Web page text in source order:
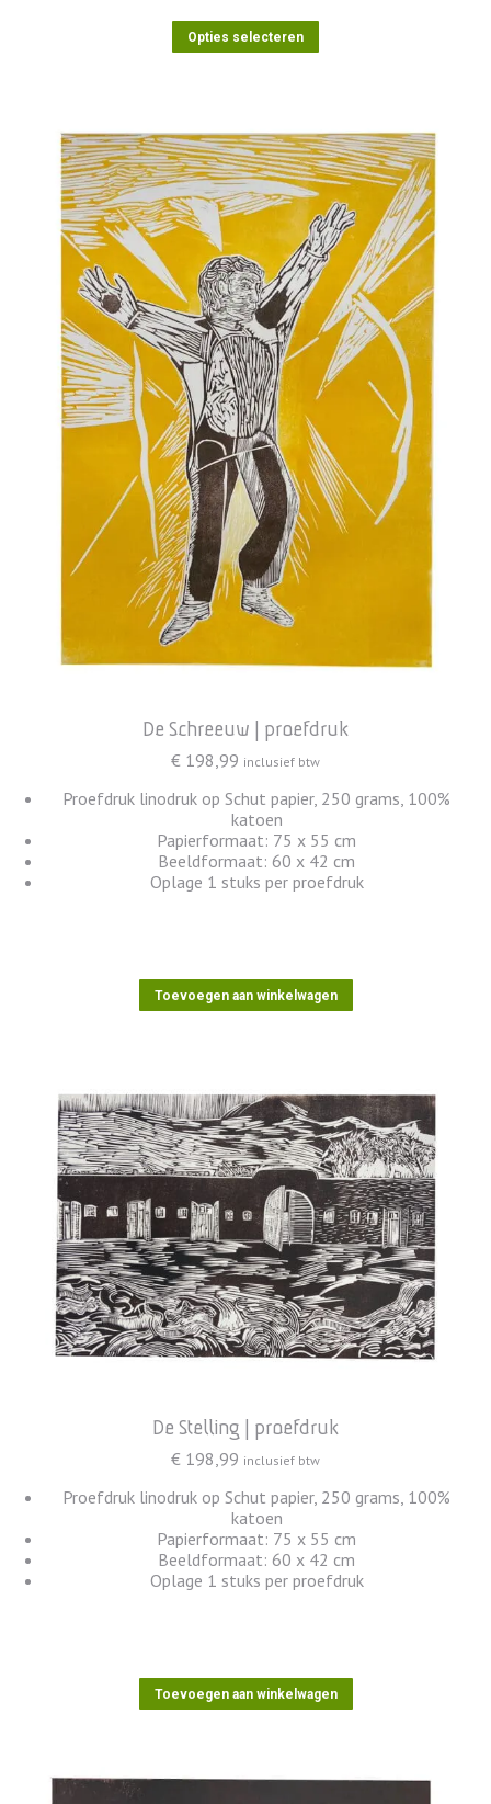
Opties selecteren
Dit
product
Deze
optie
kan
gekozen
worden
op
de
productpagina
De Schreeuw | proefdruk
€ 198,99 inclusief btw
Proefdruk linodruk op Schut papier, 250 grams, 100%
katoen
Papierformaat: 75 x 55 cm
Beeldformaat: 60 x 42 cm
Oplage 1 stuks per proefdruk
Toevoegen aan winkelwagen
De Stelling | proefdruk
€ 198,99 inclusief btw
Proefdruk linodruk op Schut papier, 250 grams, 100%
katoen
Papierformaat: 75 x 55 cm
Beeldformaat: 60 x 42 cm
Oplage 1 stuks per proefdruk
Toevoegen aan winkelwagen